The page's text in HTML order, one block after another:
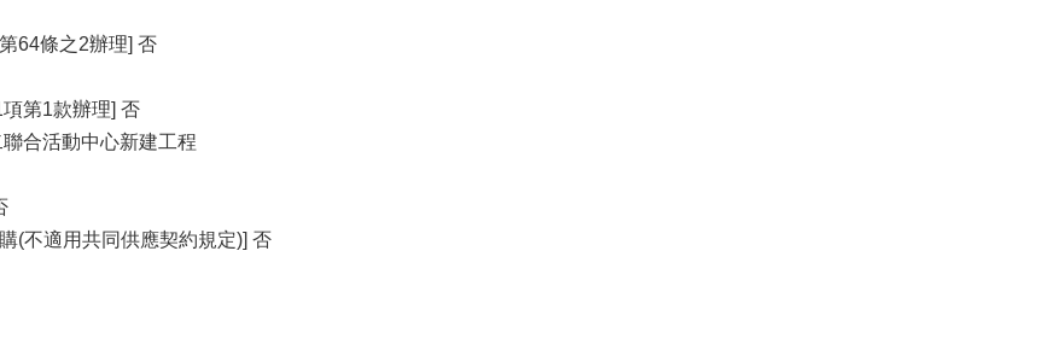
64條之2辦理] 否
第1款辦理] 否
合活動中心新建工程
(不適用共同供應契約規定)] 否